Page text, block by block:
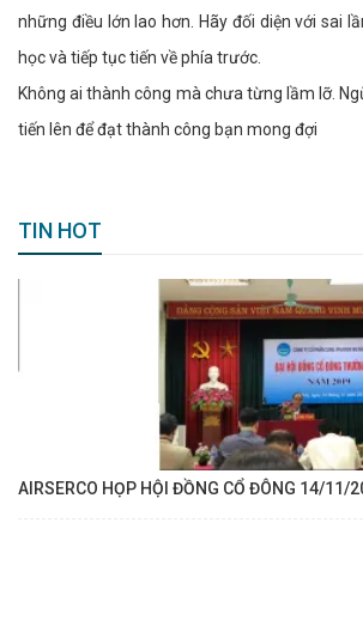
những điều lớn lao hơn. Hãy đối diện với sai
học và tiếp tục tiến về phía trước.
Không ai thành công mà chưa từng lầm lỡ.
tiến lên để đạt thành công bạn mong đợi
TIN HOT
AIRSERCO HỌP HỘI ĐỒNG CỔ ĐÔNG 14/11/